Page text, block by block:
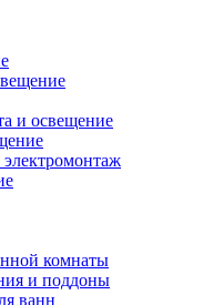
и освещение
комнаты
и поддоны
ванн